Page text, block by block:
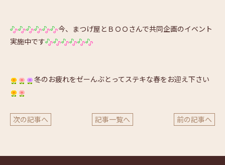
今、まつげ屋とＢＯＯさんで共同企画のイベント
実施中です
冬のお疲れをゼーんぶとってステキな春をお迎え下さい
次の記事へ 記事一覧へ 前の記事へ